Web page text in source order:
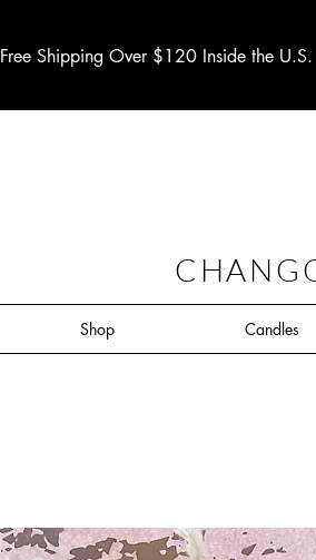
Free Shipping Over $120 Inside the
Shop Candles